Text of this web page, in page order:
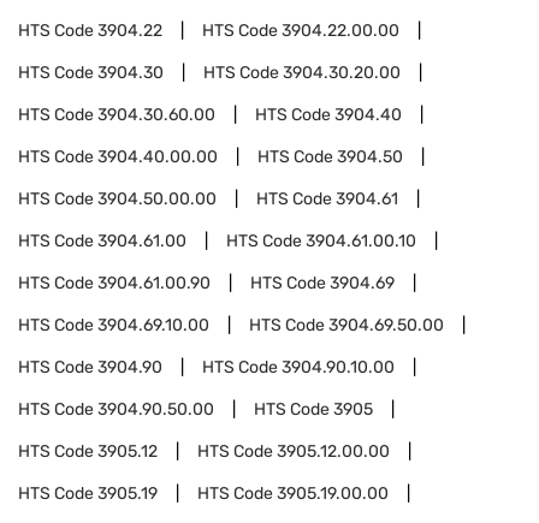
HTS Code3904.22 HTS Code3904.22.00.00
HTS Code3904.30 HTS Code3904.30.20.00
HTS Code3904.30.60.00 HTS Code3904.40
HTS Code3904.40.00.00 HTS Code3904.50
HTS Code3904.50.00.00 HTS Code3904.61
HTS Code3904.61.00 HTS Code3904.61.00.10
HTS Code3904.61.00.90 HTS Code3904.69
HTS Code3904.69.10.00 HTS Code3904.69.50.00
HTS Code3904.90 HTS Code3904.90.10.00
HTS Code3904.90.50.00 HTS Code3905
HTS Code3905.12 HTS Code3905.12.00.00
HTS Code3905.19 HTS Code3905.19.00.00